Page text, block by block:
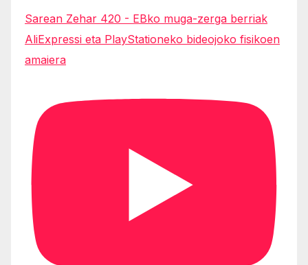
Sarean Zehar 420 - EBko muga-zerga berriak
AliExpressi eta PlayStationeko bideojoko fisikoen
amaiera